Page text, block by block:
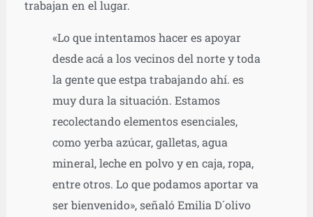
trabajan en el lugar.
«Lo que intentamos hacer es apoyar
desde acá a los vecinos del norte y toda
la gente que estpa trabajando ahí. es
muy dura la situación. Estamos
recolectando elementos esenciales,
como yerba azúcar, galletas, agua
mineral, leche en polvo y en caja, ropa,
entre otros. Lo que podamos aportar va
ser bienvenido», señaló Emilia D´olivo